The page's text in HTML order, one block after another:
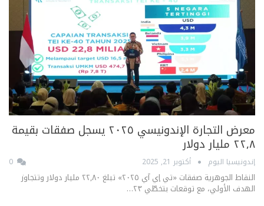
معرض التجارة الإندونيسي ٢٠٢٥ يسجل صفقات بقيمة
٢٢,٨ مليار دولار
إندونيسيا اليوم أكتوبر 21, 2025
النقاط الجوهرية صفقات «تي إي آي ٢٠٢٥» تبلغ ٢٢,٨٠ مليار دولار وتتجاوز
الهدف الأولي، مع توقعات بتخطّي ٢٣…